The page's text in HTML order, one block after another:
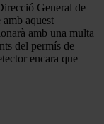
General de
aquest
amb una multa
del permís de
encara que